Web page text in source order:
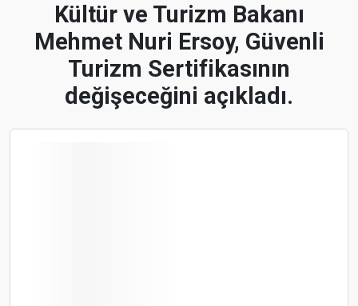
Kültür ve Turizm Bakanı
Mehmet Nuri Ersoy, Güvenli
Turizm Sertifikasının
değişeceğini açıkladı.